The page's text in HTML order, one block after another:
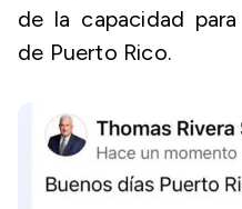
de la capacidad
de Puerto Rico.